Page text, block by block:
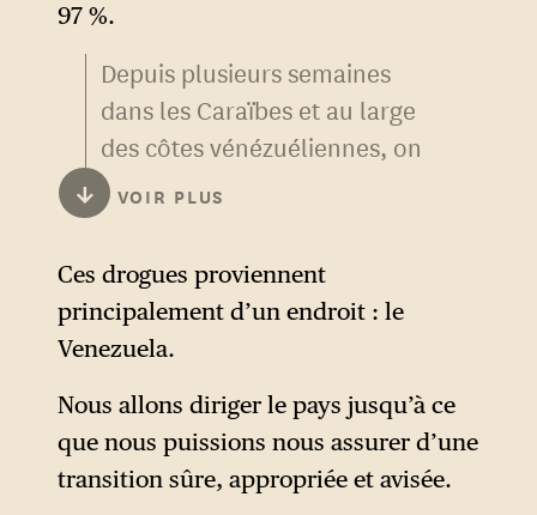
97 %.
Depuis plusieurs semaines
dans les Caraïbes et au large
des côtes vénézuéliennes, on
assiste à un renforcement
considérable de la présence
militaire américaine. Plus de
10 % des forces navales
actuellement déployées par
Washington dans le monde se
trouvent à proximité de Cuba,
de Porto Rico, de Trinité-et-
Tobago ainsi que du
↓ VOIR PLUS
Ces drogues proviennent
principalement d’un endroit : le
Venezuela.
Nous allons diriger le pays jusqu’à ce
que nous puissions nous assurer d’une
transition sûre, appropriée et avisée.